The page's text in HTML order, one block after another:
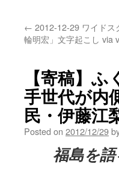
← 2012-12-29 ワイドス
輪明宏」文字起こし via
【寄稿】
手世代が
民・伊藤江
Posted on 2012/12/29
福島を